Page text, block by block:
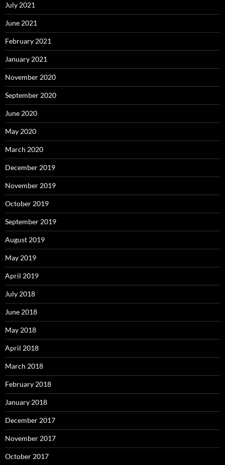
July 2021
June 2021
February 2021
January 2021
November 2020
September 2020
June 2020
May 2020
March 2020
December 2019
November 2019
October 2019
September 2019
August 2019
May 2019
April 2019
July 2018
June 2018
May 2018
April 2018
March 2018
February 2018
January 2018
December 2017
November 2017
October 2017